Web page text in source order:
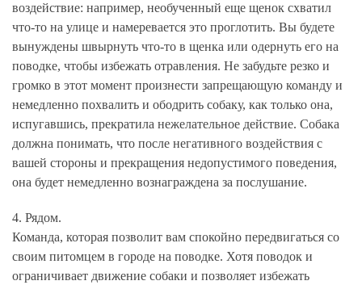
воздействие: например, необученный еще щенок схватил
что-то на улице и намеревается это проглотить. Вы будете
вынуждены швырнуть что-то в щенка или одернуть его на
поводке, чтобы избежать отравления. Не забудьте резко и
громко в этот момент произнести запрещающую команду и
немедленно похвалить и ободрить собаку, как только она,
испугавшись, прекратила нежелательное действие. Собака
должна понимать, что после негативного воздействия с
вашей стороны и прекращения недопустимого поведения,
она будет немедленно вознаграждена за послушание.
4. Рядом.
Команда, которая позволит вам спокойно передвигаться со
своим питомцем в городе на поводке. Хотя поводок и
ограничивает движение собаки и позволяет избежать